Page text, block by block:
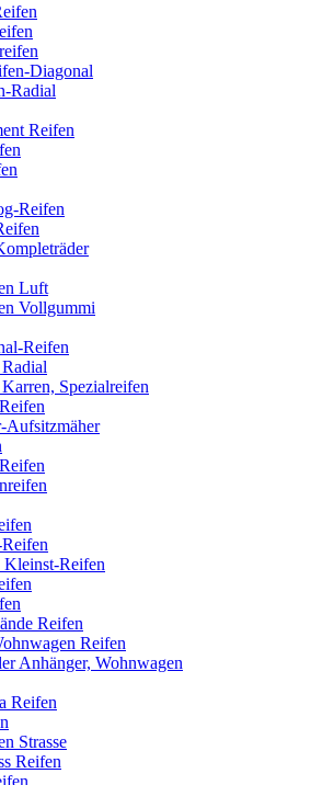
Diagonal
Radial
Reifen
Reifen
Luft
Vollgummi
Reifen
Spezialreifen
Aufsitzmäher
Reifen
Reifen
Reifen
Anhänger, Wohnwagen
Reifen
Strasse
Reifen